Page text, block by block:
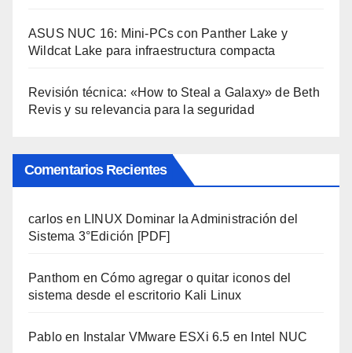
ASUS NUC 16: Mini-PCs con Panther Lake y
Wildcat Lake para infraestructura compacta
Revisión técnica: «How to Steal a Galaxy» de Beth
Revis y su relevancia para la seguridad
Comentarios Recientes
carlos en LINUX Dominar la Administración del
Sistema 3°Edición [PDF]
Panthom enCómo agregar o quitar iconos del
sistema desde el escritorio Kali Linux
Pablo en Instalar VMware ESXi 6.5 en Intel NUC